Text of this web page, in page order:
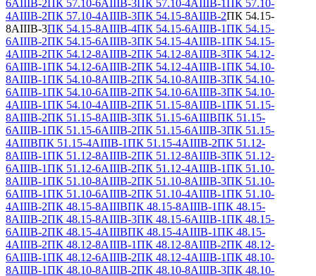
6АIIIВ-2 ПК 57.10-6АIIIВ-3 ПК 57.10-4АIIIВ-1
ПК 57.10-
4АIIIВ-2ПК 57.10-4АIIIВ-3ПК 54.15-8АIIIВ-2ПК 54.15-
8АIIIВ-3ПК 54.15-8АIIIВ-4ПК 54.15-6АIIIВ-1ПК 54.15-
6АIIIВ-2ПК 54.15-6АIIIВ-3ПК 54.15-4АIIIВ-1ПК 54.15-
4АIIIВ-2ПК 54.12-8АIIIВ-2ПК 54.12-8АIIIВ-3ПК 54.12-
6АIIIВ-1ПК 54.12-6АIIIВ-2ПК 54.12-4АIIIВ-1ПК 54.10-
8АIIIВ-1ПК 54.10-8АIIIВ-2ПК 54.10-8АIIIВ-3ПК 54.10-
6АIIIВ-1ПК 54.10-6АIIIВ-2ПК 54.10-6АIIIВ-3ПК 54.10-
4АIIIВ-1ПК 54.10-4АIIIВ-2ПК 51.15-8АIIIВ-1ПК 51.15-
8АIIIВ-2ПК 51.15-8АIIIВ-3ПК 51.15-6АIIIВПК 51.15-
6АIIIВ-1ПК 51.15-6АIIIВ-2ПК 51.15-6АIIIВ-3ПК 51.15-
4АIIIВПК 51.15-4АIIIВ-1ПК 51.15-4АIIIВ-2ПК 51.12-
8АIIIВ-1ПК 51.12-8АIIIВ-2ПК 51.12-8АIIIВ-3ПК 51.12-
6АIIIВ-1ПК 51.12-6АIIIВ-2ПК 51.12-4АIIIВ-1ПК 51.10-
8АIIIВ-1ПК 51.10-8АIIIВ-2ПК 51.10-8АIIIВ-3ПК 51.10-
6АIIIВ-1ПК 51.10-6АIIIВ-2ПК 51.10-4АIIIВ-1ПК 51.10-
4АIIIВ-2ПК 48.15-8АIIIВПК 48.15-8АIIIВ-1ПК 48.15-
8АIIIВ-2ПК 48.15-8АIIIВ-3ПК 48.15-6АIIIВ-1ПК 48.15-
6АIIIВ-2ПК 48.15-4АIIIВПК 48.15-4АIIIВ-1ПК 48.15-
4АIIIВ-2ПК 48.12-8АIIIВ-1ПК 48.12-8АIIIВ-2ПК 48.12-
6АIIIВ-1ПК 48.12-6АIIIВ-2ПК 48.12-4АIIIВ-1ПК 48.10-
8АIIIВ-1ПК 48.10-8АIIIВ-2ПК 48.10-8АIIIВ-3ПК 48.10-